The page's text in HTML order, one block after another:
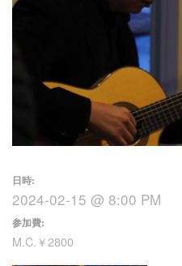
日時:
2024-02-15 @ 8:00 PM
参加費:
M.C.￥2800